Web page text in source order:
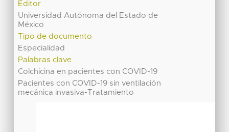
Editor
Universidad Autónoma del Estado de
México
Tipo de documento
Especialidad
Palabras clave
Colchicina en pacientes con COVID-19
Pacientes con COVID-19 sin ventilación
mecánica invasiva-Tratamiento